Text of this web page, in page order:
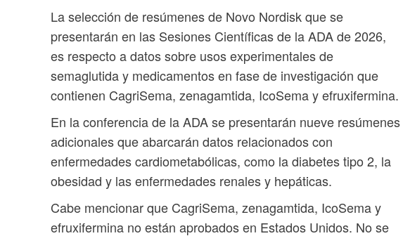
La selección de resúmenes de Novo Nordisk que se
presentarán en las Sesiones Científicas de la ADA de 2026,
es respecto a datos sobre usos experimentales de
semaglutida y medicamentos en fase de investigación que
contienen CagriSema, zenagamtida, IcoSema y efruxifermina.
En la conferencia de la ADA se presentarán nueve resúmenes
adicionales que abarcarán datos relacionados con
enfermedades cardiometabólicas, como la diabetes tipo 2, la
obesidad y las enfermedades renales y hepáticas.
Cabe mencionar que CagriSema, zenagamtida, IcoSema y
efruxifermina no están aprobados en Estados Unidos. No se